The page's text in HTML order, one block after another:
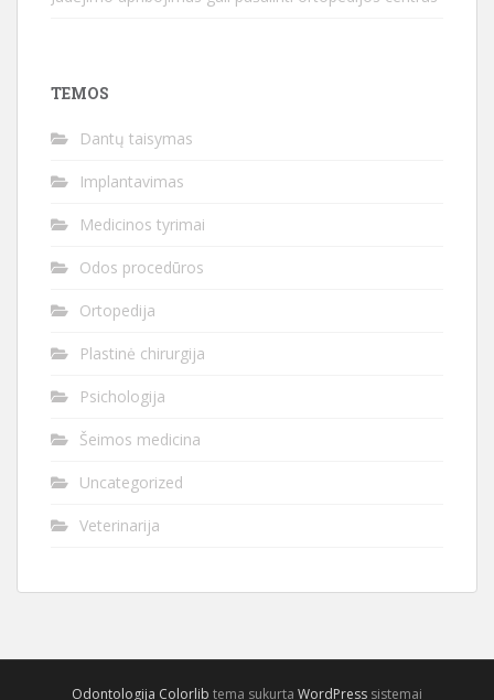
TEMOS
Dantų taisymas
Implantavimas
Medicinos tyrimai
Odos procedūros
Ortopedija
Plastinė chirurgija
Psichologija
Šeimos medicina
Uncategorized
Veterinarija
Odontologija Colorlib tema sukurta WordPress sistemai